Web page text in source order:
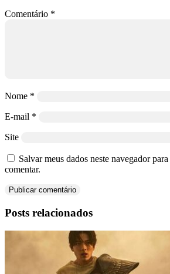
Comentário *
Nome *
E-mail *
Site
Salvar meus dados neste navegador
comentar.
Posts relacionados